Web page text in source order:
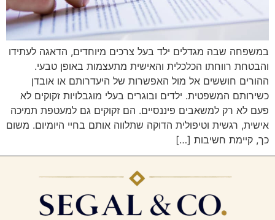
במשפחה שבה מגדלים ילד בעל צרכים מיוחדים, הדאגה לעתידו
והבטחת רווחתו הכלכלית והאישית מתעצמות באופן טבעי.
ההורים חוששים אל מול האפשרות של היעדרותם או אובדן
כשירותם המשפטית. ילדים ובוגרים בעלי מוגבלויות זקוקים לא
פעם לא רק למשאבים פיננסיים. הם זקוקים גם למעטפת תמיכה
אישית, רגשית וטיפולית הדוקה שתלווה אותם בחיי היומיום. משום
כך, קיימת חשיבות […]